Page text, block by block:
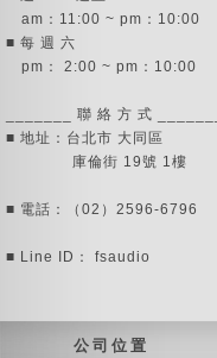
am：11:00 ~ pm：10:00
■ 每 週 六
pm： 2:00 ~ pm：10:00
_______ 聯 絡 方 式 _______
■ 地址：台北市 大同區
庫倫街 19號 1樓
■ 電話：（02）2596-6796
■ Line ID： fsaudio
公 司 位 置